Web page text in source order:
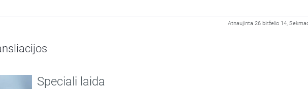
Atnaujinta 26 birželio 14,
Speciali laida